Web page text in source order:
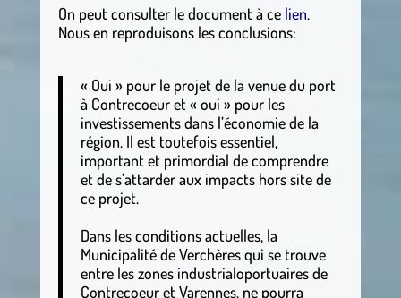
On peut consulter le document à ce lien.
Nous en reproduisons les conclusions:
« Oui » pour le projet de la venue du port
à Contrecoeur et « oui » pour les
investissements dans l’économie de la
région. Il est toutefois essentiel,
important et primordial de comprendre
et de s’attarder aux impacts hors site de
ce projet.
Dans les conditions actuelles, la
Municipalité de Verchères qui se trouve
entre les zones industrialoportuaires de
Contrecoeur et Varennes, ne pourra